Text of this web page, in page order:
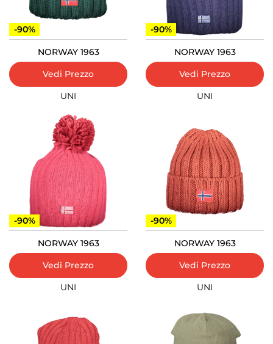
-90%
NORWAY 1963
Vedi Prezzo
UNI
-90%
NORWAY 1963
Vedi Prezzo
UNI
-90%
NORWAY 1963
Vedi Prezzo
UNI
-90%
NORWAY 1963
Vedi Prezzo
UNI